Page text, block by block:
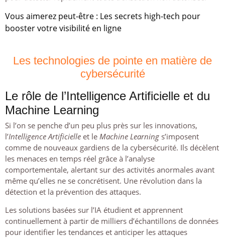
Vous aimerez peut-être : Les secrets high-tech pour
booster votre visibilité en ligne
Les technologies de pointe en matière de
cybersécurité
Le rôle de l’Intelligence Artificielle et du
Machine Learning
Si l’on se penche d’un peu plus près sur les innovations,
l’Intelligence Artificielle et le Machine Learning s’imposent
comme de nouveaux gardiens de la cybersécurité. Ils décèlent
les menaces en temps réel grâce à l’analyse
comportementale, alertant sur des activités anormales avant
même qu’elles ne se concrétisent. Une révolution dans la
détection et la prévention des attaques.
Les solutions basées sur l’IA étudient et apprennent
continuellement à partir de milliers d’échantillons de données
pour identifier les tendances et anticiper les attaques